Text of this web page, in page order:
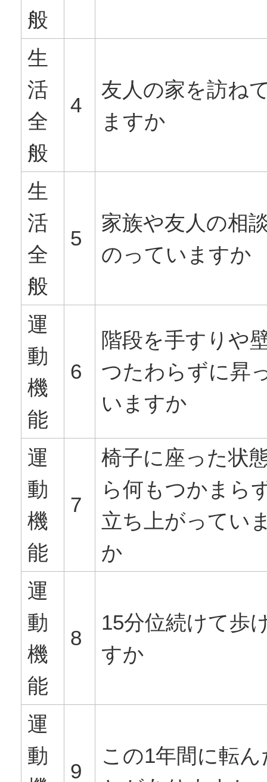
般
生
活
全
般
4
友人の家を訪ね
ますか
生
活
全
般
5
家族や友人の相
のっていますか
運
動
機
能
6
階段を手すりや
つたわらずに昇
いますか
運
動
機
能
7
椅子に座った状
ら何もつかまら
立ち上がってい
か
運
動
機
能
8
15分位続けて歩
すか
運
動
9
この1年間に転